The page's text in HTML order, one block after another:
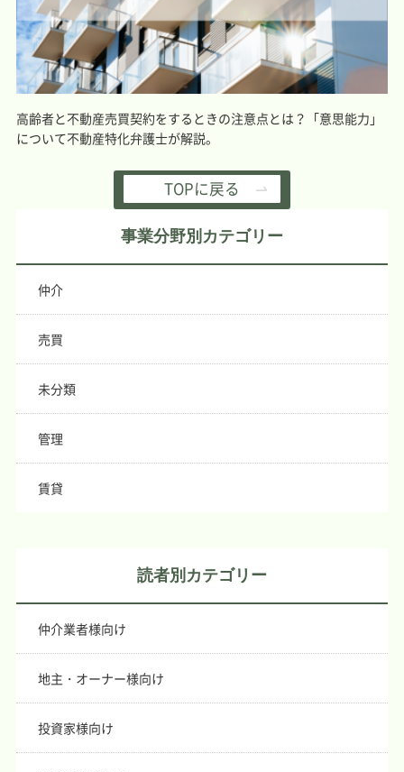
高齢者と不動産売買契約をするときの注意点とは？「意思能力」
について不動産特化弁護士が解説。
TOPに戻る
事業分野別カテゴリー
仲介
売買
未分類
管理
賃貸
読者別カテゴリー
仲介業者様向け
地主・オーナー様向け
投資家様向け